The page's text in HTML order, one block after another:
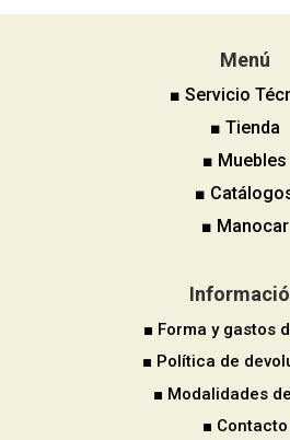
Menú
■ Servicio
■ Tienda
■ Muebles
■
■ Manocar
■ Forma y gastos
■ Política de
■ Modalidades
■ Contacto